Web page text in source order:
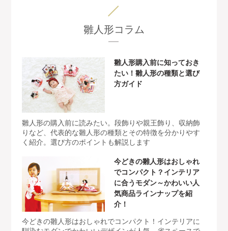
雛人形コラム
雛人形購入前に知っておき
たい！雛人形の種類と選び
方ガイド
雛人形の購入前に読みたい。段飾りや親王飾り、収納飾
りなど、代表的な雛人形の種類とその特徴を分かりやす
く紹介。選び方のポイントも解説します
今どきの雛人形はおしゃれ
でコンパクト？インテリア
に合うモダン～かわいい人
気商品ラインナップを紹
介！
今どきの雛人形はおしゃれでコンパクト！インテリアに